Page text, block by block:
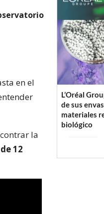
en el
la
12
L’Oréal
de sus
materiales
biológico